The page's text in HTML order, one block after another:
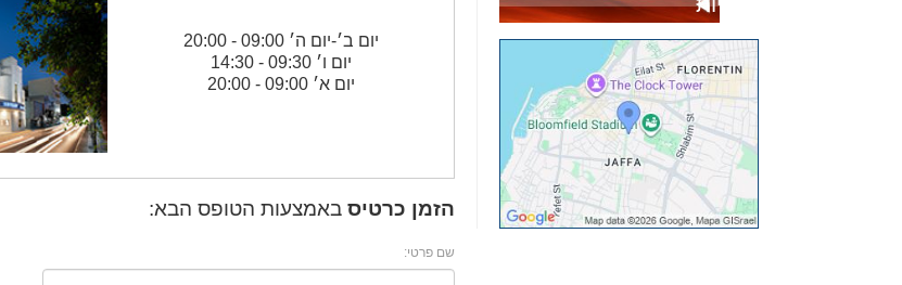
יום ב׳-יום ה׳ 09:00 - 20:00
יום ו׳ 09:30 - 14:30
יום א׳ 09:00 - 20:00
הזמן כרטיס באמצעות הטופס הבא:
שם פרטי: